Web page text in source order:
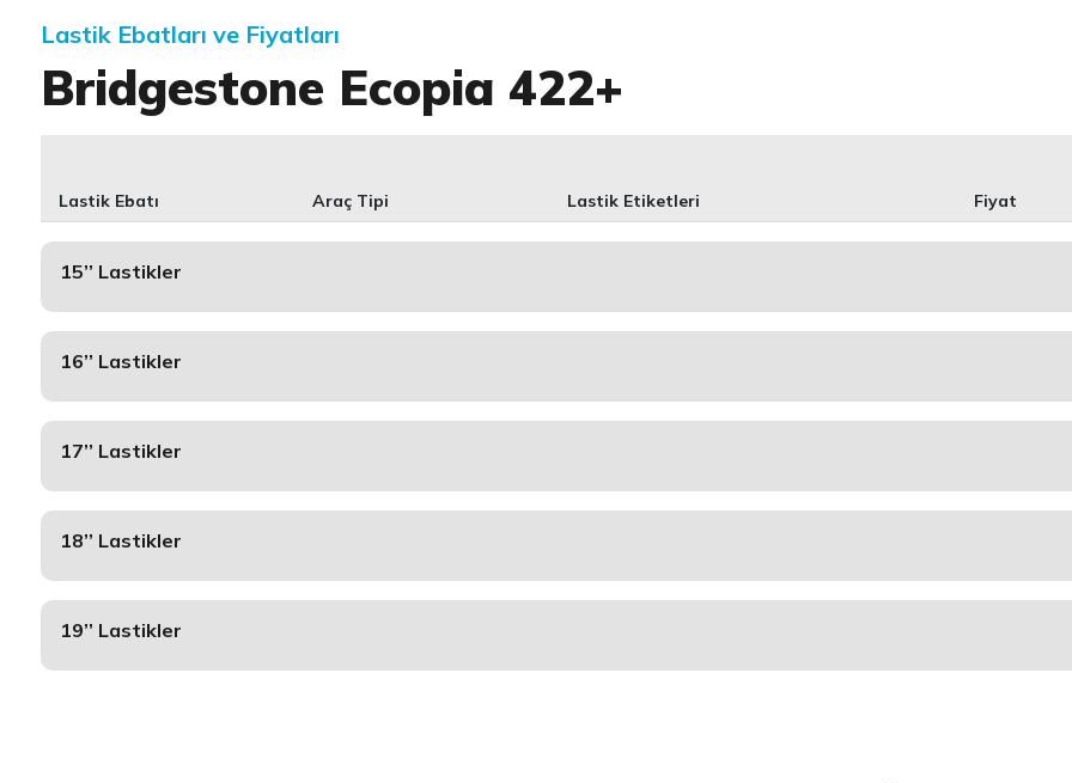
Lastik Ebatları ve Fiyatları
Bridgestone Ecopia 422+
Lastik Ebatı Araç Tipi Lastik Etiketleri Fiyat
15’’ Lastikler
16’’ Lastikler
17’’ Lastikler
18’’ Lastikler
19’’ Lastikler